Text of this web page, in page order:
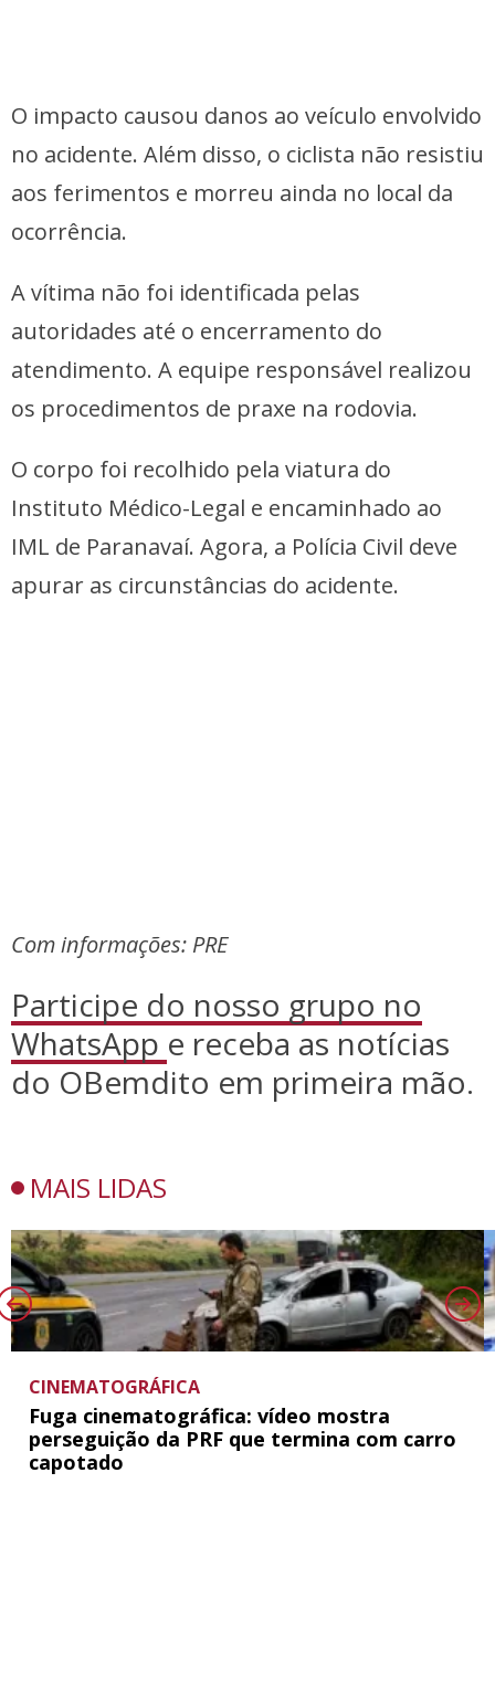
O impacto causou danos ao veículo envolvido
no acidente. Além disso, o ciclista não resistiu
aos ferimentos e morreu ainda no local da
ocorrência.
A vítima não foi identificada pelas
autoridades até o encerramento do
atendimento. A equipe responsável realizou
os procedimentos de praxe na rodovia.
O corpo foi recolhido pela viatura do
Instituto Médico-Legal e encaminhado ao
IML de Paranavaí. Agora, a Polícia Civil deve
apurar as circunstâncias do acidente.
Com informações: PRE
Participe do nosso grupo no
WhatsApp e receba as notícias
do OBemdito em primeira mão.
MAIS LIDAS
CINEMATOGRÁFICA
Fuga cinematográfica: vídeo mostra
perseguição da PRF que termina com carro
capotado